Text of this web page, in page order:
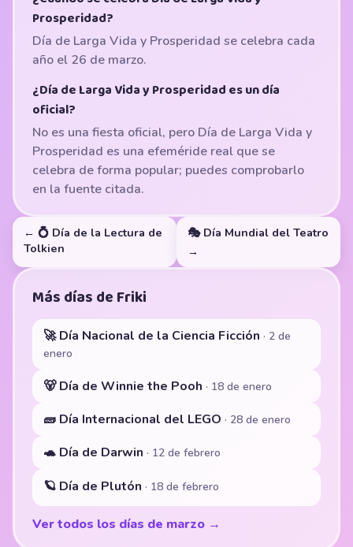
Prosperidad?
Día de Larga Vida y Prosperidad se celebra cada
año el 26 de marzo.
¿Día de Larga Vida y Prosperidad es un día
oficial?
No es una fiesta oficial, pero Día de Larga Vida y
Prosperidad es una efeméride real que se
celebra de forma popular; puedes comprobarlo
en la fuente citada.
← 💍 Día de la Lectura de
Tolkien
🎭 Día Mundial del Teatro
→
Más días de Friki
🚀 Día Nacional de la Ciencia Ficción · 2 de
enero
🐻 Día de Winnie the Pooh · 18 de enero
🧱 Día Internacional del LEGO · 28 de enero
🐢 Día de Darwin · 12 de febrero
🪐 Día de Plutón · 18 de febrero
Ver todos los días de marzo →